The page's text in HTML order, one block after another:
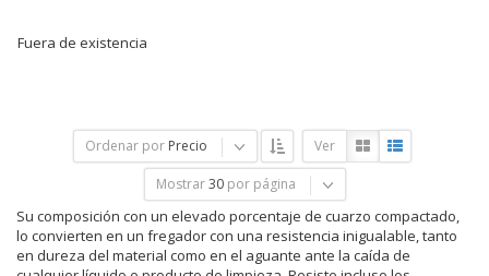
Fuera de existencia
Ordenar por Precio Ver
Mostrar 30 por página
Su composición con un elevado porcentaje de cuarzo compactado,
lo convierten en un fregador con una resistencia inigualable, tanto
en dureza del material como en el aguante ante la caída de